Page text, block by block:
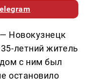
Новокузнецк
летний житель
с ним был
остановило